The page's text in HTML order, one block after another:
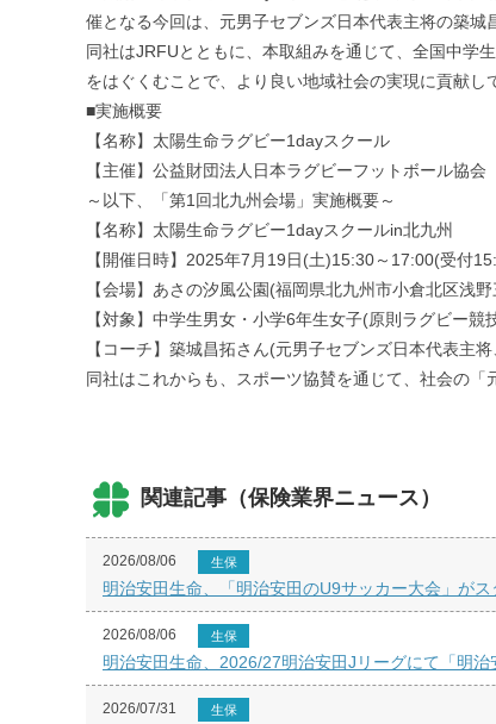
催となる今回は、元男子セブンズ日本代表主将の築城
同社はJRFUとともに、本取組みを通じて、全国中学
をはぐくむことで、より良い地域社会の実現に貢献し
■実施概要
【名称】太陽生命ラグビー1dayスクール
【主催】公益財団法人日本ラグビーフットボール協会
～以下、「第1回北九州会場」実施概要～
【名称】太陽生命ラグビー1dayスクールin北九州
【開催日時】2025年7月19日(土)15:30～17:00(受付
【会場】あさの汐風公園(福岡県北九州市小倉北区浅
【対象】中学生男女・小学6年生女子(原則ラグビー競
【コーチ】築城昌拓さん(元男子セブンズ日本代表主
同社はこれからも、スポーツ協賛を通じて、社会の「
関連記事（保険業界ニュース）
2026/08/06 生保
明治安田生命、「明治安田のU9サッカー大会」がス
2026/08/06 生保
明治安田生命、2026/27明治安田Jリーグにて「明治
2026/07/31 生保